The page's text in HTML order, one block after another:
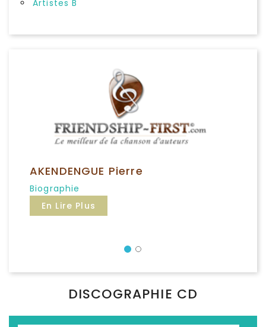
Artistes B
AKENDENGUE Pierre
Biographie
En Lire Plus
DISCOGRAPHIE CD